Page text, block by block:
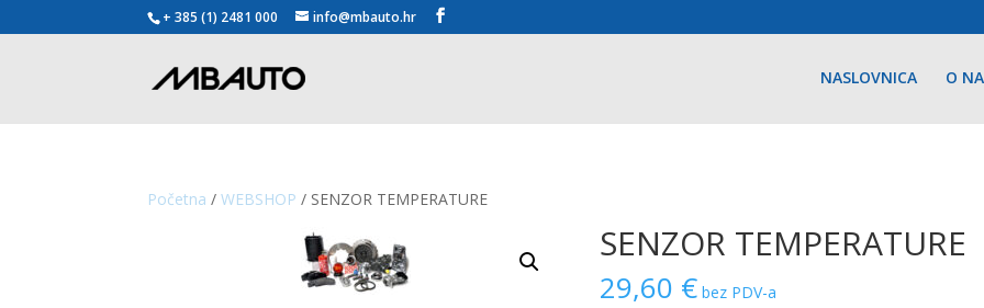
+ 385 (1) 2481 000 info@mbauto.hr
NASLOVNICA O
Početna /WEBSHOP / SENZOR TEMPERATURE
SENZOR TEMPERATURE
29,60 € bez PDV-a